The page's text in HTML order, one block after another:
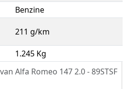
Alfa Romeo 147 2.0 - 89STSF
Benzine
211 g/km
1.245 Kg